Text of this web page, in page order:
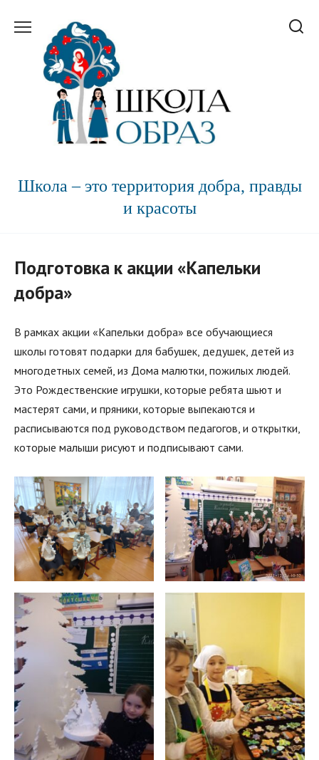
содержанию
Школа – это территория добра, правды
и красоты
Подготовка к акции «Капельки
добра»
В рамках акции «Капельки добра» все обучающиеся
школы готовят подарки для бабушек, дедушек, детей из
многодетных семей, из Дома малютки, пожилых людей.
Это Рождественские игрушки, которые ребята шьют и
мастерят сами, и пряники, которые выпекаются и
расписываются под руководством педагогов, и открытки,
которые малыши рисуют и подписывают сами.